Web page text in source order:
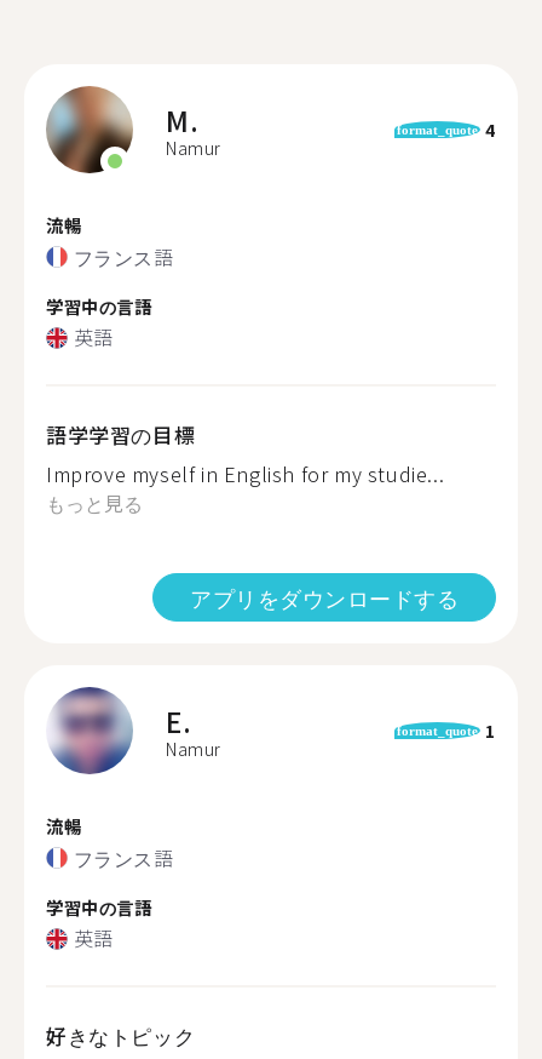
M.
Namur
format_quote 4
流暢
フランス語
学習中の言語
英語
語学学習の目標
Improve myself in English for my studie...
もっと見る
アプリをダウンロードする
E.
Namur
format_quote 1
流暢
フランス語
学習中の言語
英語
好きなトピック